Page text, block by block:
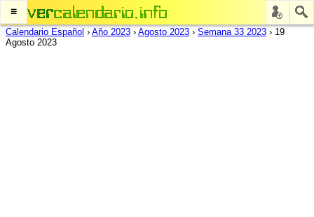
≡
Calendario Español › Año 2023 › Agosto 2023 › Semana 33 2023 › 19
Agosto 2023